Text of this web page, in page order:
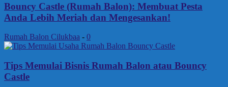
Bouncy Castle (Rumah Balon): Membuat Pesta
Anda Lebih Meriah dan Mengesankan!
Rumah Balon Cilukbaa - 0
Tips Memulai Bisnis Rumah Balon atau Bouncy
Castle